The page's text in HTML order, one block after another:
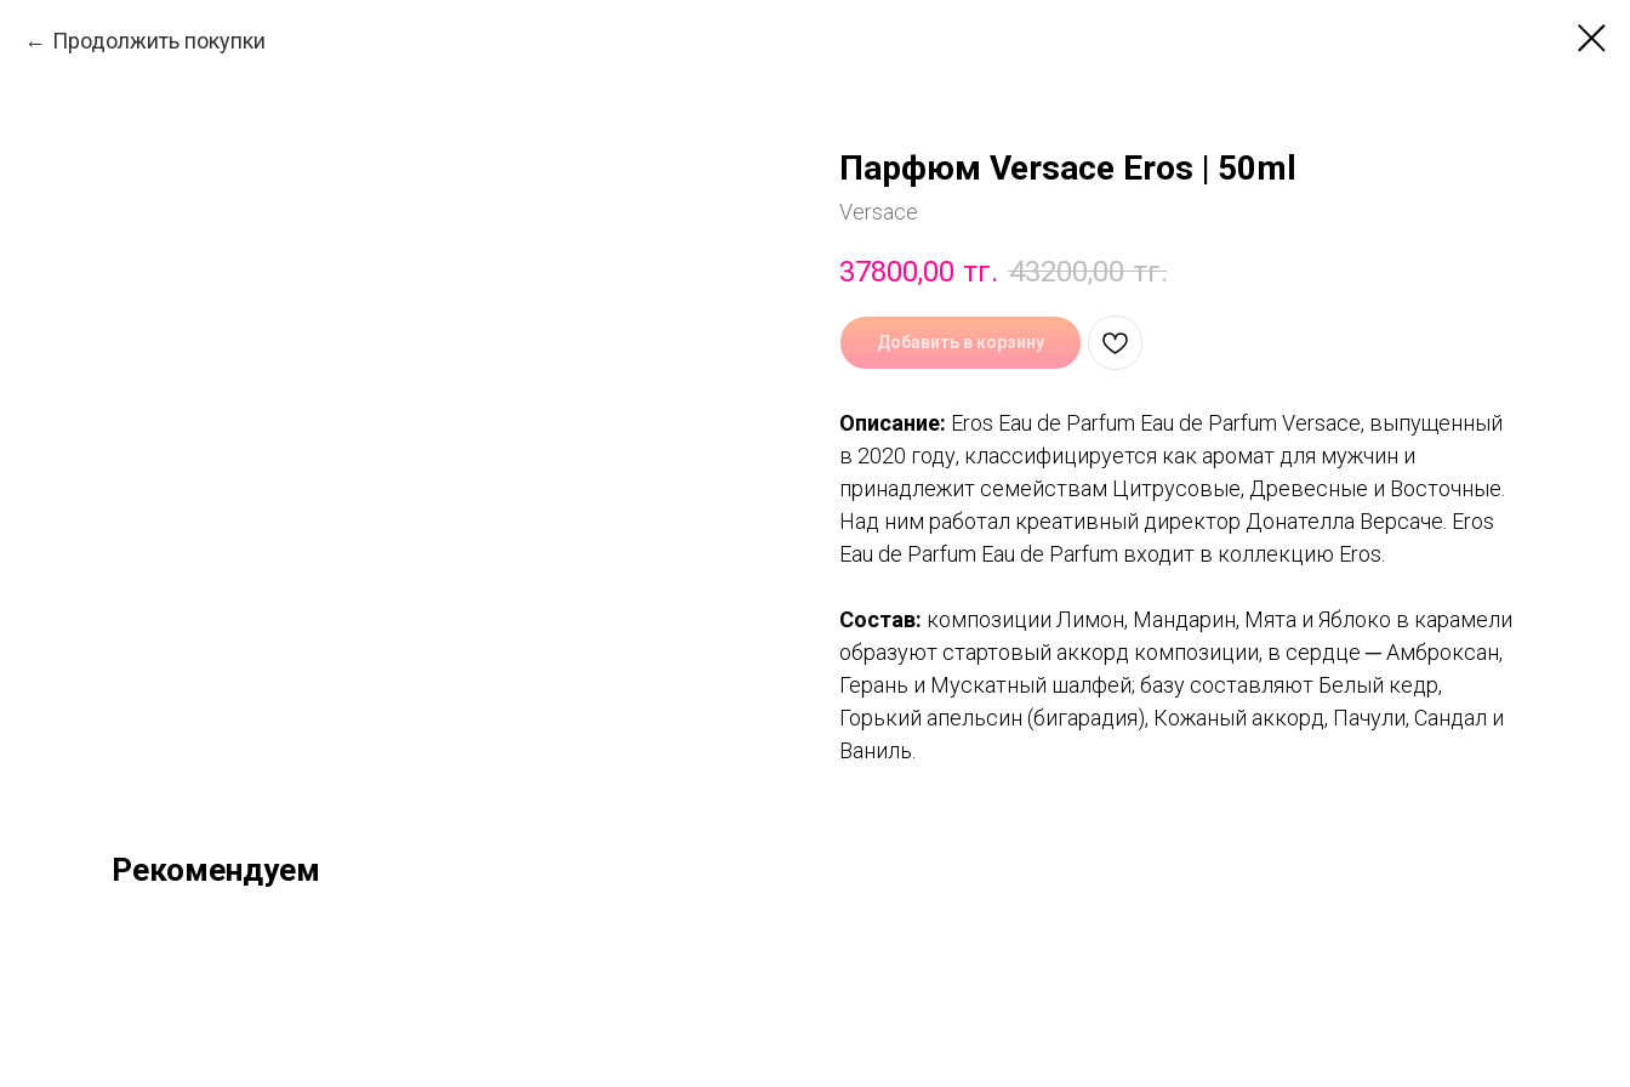
Продолжить покупки
Парфюм Versace Eros | 50ml
Versace
37800,00 тг. 43200,00 тг.
Добавить в корзину
Описание: Eros Eau de Parfum Eau de Parfum Versace, выпущенный
в 2020 году, классифицируется как аромат для мужчин и
принадлежит семействам Цитрусовые, Древесные и Восточные.
Над ним работал креативный директор Донателла Версаче. Eros
Eau de Parfum Eau de Parfum входит в коллекцию Eros.
Состав: композиции Лимон, Мандарин, Мята и Яблоко в карамели
образуют стартовый аккорд композиции, в сердце ─ Амброксан,
Герань и Мускатный шалфей; базу составляют Белый кедр,
Горький апельсин (бигарадия), Кожаный аккорд, Пачули, Сандал и
Ваниль.
Рекомендуем